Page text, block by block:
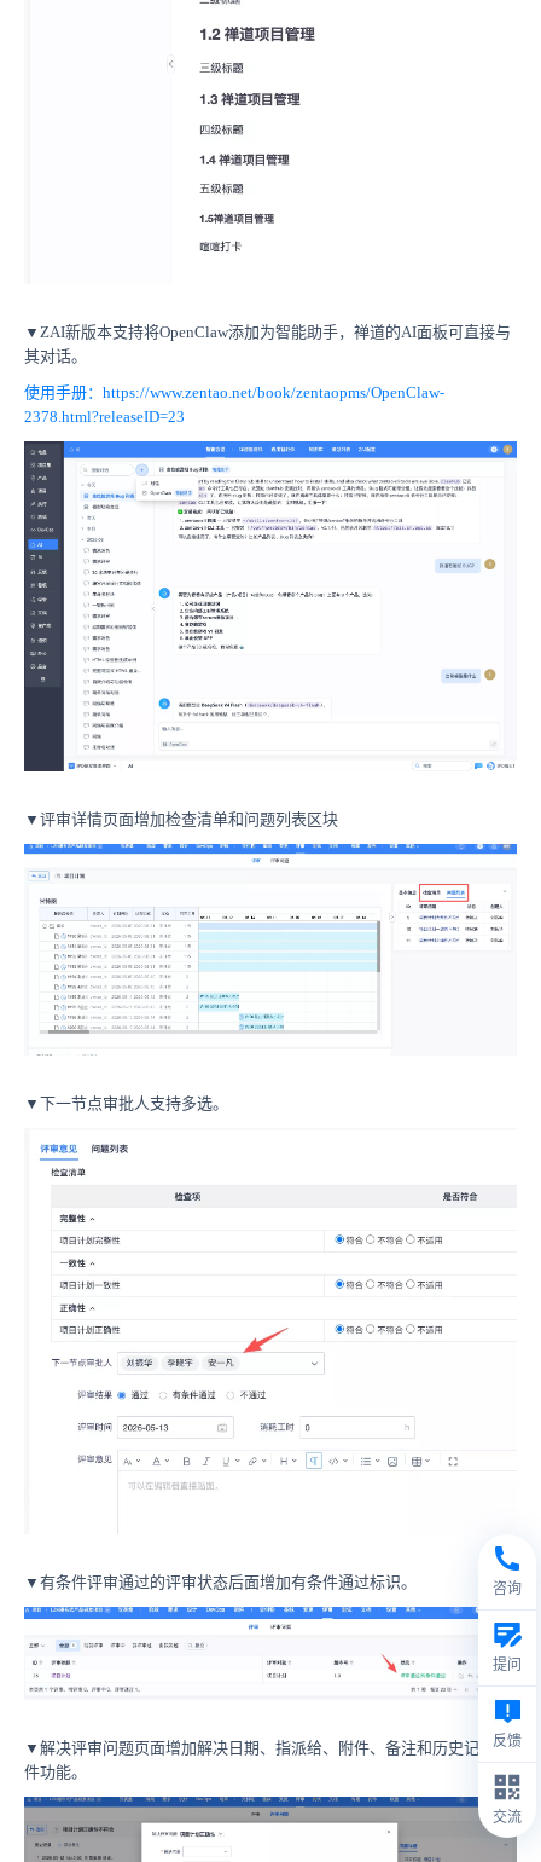
▼ZAI新版本支持将OpenClaw添加为智能助手，禅道的AI面板可直接与
其对话。
使用手册：https://www.zentao.net/book/zentaopms/OpenClaw-
2378.html?releaseID=23
▼评审详情页面增加检查清单和问题列表区块
▼下一节点审批人支持多选。
▼有条件评审通过的评审状态后面增加有条件通过标识。
▼解决评审问题页面增加解决日期、指派给、附件、备注和历史记录组
件功能。
咨询
提问
反馈
交流